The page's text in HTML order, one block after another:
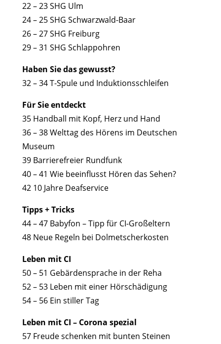
22 – 23 SHG Ulm
24 – 25 SHG Schwarzwald-Baar
26 – 27 SHG Freiburg
29 – 31 SHG Schlappohren
Haben Sie das gewusst?
32 – 34 T-Spule und Induktionsschleifen
Für Sie entdeckt
35 Handball mit Kopf, Herz und Hand
36 – 38 Welttag des Hörens im Deutschen
Museum
39 Barrierefreier Rundfunk
40 – 41 Wie beeinflusst Hören das Sehen?
42 10 Jahre Deafservice
Tipps + Tricks
44 – 47 Babyfon – Tipp für CI-Großeltern
48 Neue Regeln bei Dolmetscherkosten
Leben mit CI
50 – 51 Gebärdensprache in der Reha
52 – 53 Leben mit einer Hörschädigung
54 – 56 Ein stiller Tag
Leben mit CI – Corona spezial
57 Freude schenken mit bunten Steinen